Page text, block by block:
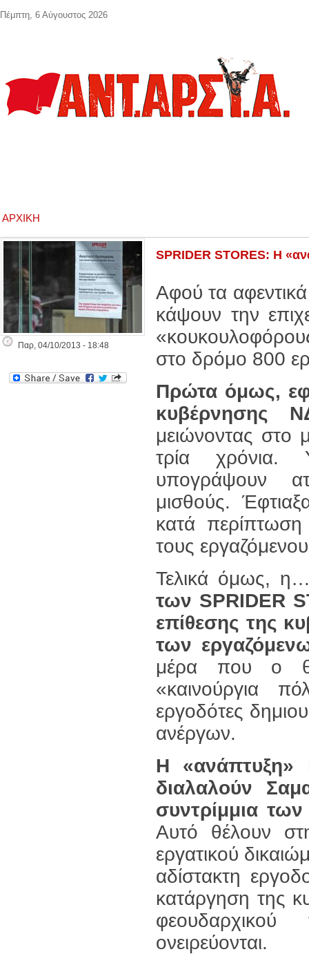
ΑΡΧΙΚΉ
Παρ, 04/10/2013 - 18:48
SPRIDER STORES: Η
Αφού τα
κάψουν την
στο δρόμο 800
Πρώτα όμως,
κυβέρνησης
μειώνοντας στο
τρία χρόνια.
υπογράψουν
μισθούς.
κατά
τους
Τελικά όμως,
των SPRIDER
επίθεσης της
των
μέρα που ο
«καινούργια
εργοδότες
ανέργων.
Η «ανάπτυξη»
διαλαλούν
συντρίμμια
Αυτό θέλουν
εργατικού
αδίστακτη
κατάργηση της
ονειρεύονται.
Πέμπτη, 6 Αύγουστος 2026